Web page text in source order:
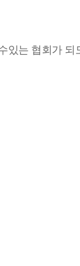
있는 협회가